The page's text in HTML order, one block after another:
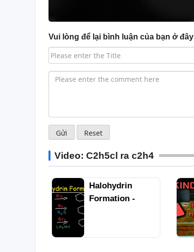
Vui lòng để lại bình luận của bạn ở đây
Video: C2h5cl ra c2h4
Halohydrin
Formation -
Alkenes - Br2 &